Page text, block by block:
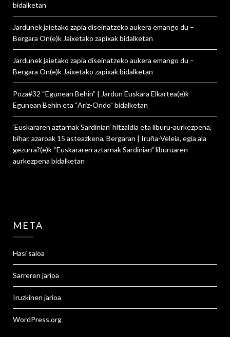
bidalketan
Jardunek jaietako zapia diseinatzeko aukera emango du –
Bergara On(e)k Jaixetako zapixakbidalketan
Jardunek jaietako zapia diseinatzeko aukera emango du –
Bergara On(e)k Jaixetako zapixakbidalketan
Poza#32 “Egunean Behin” | Jardun Euskara Elkartea(e)k
Egunean Behin eta “Ariz-Ondo” bidalketan
‘Euskararen aztarnak Sardinian’ hitzaldia eta liburu-aurkezpena,
bihar, azaroak 15 asteazkena, Bergaran | Iruña-Veleia, egia ala
gezurra?(e)k “Euskararen aztarnak Sardinian” liburuaren
aurkezpena bidalketan
META
Hasi saioa
Sarreren jarioa
Iruzkinen jarioa
WordPress.org